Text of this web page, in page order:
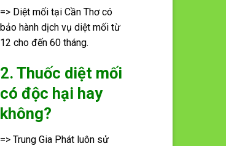
=> Diệt mối tại Cần Thơ có
bảo hành dịch vụ diệt mối từ
12 cho đến 60 tháng.
2. Thuốc diệt mối
có độc hại hay
không?
=> Trung Gia Phát luôn sử